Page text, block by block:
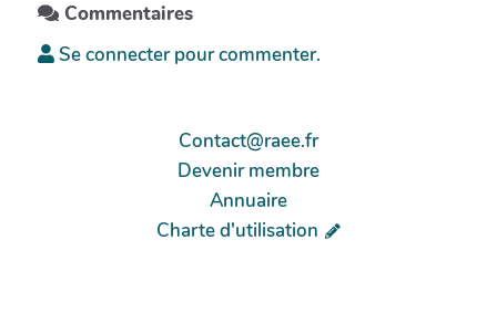
Commentaires
Se connecter pour commenter.
Contact@raee.fr
Devenir membre
Annuaire
Charte d'utilisation